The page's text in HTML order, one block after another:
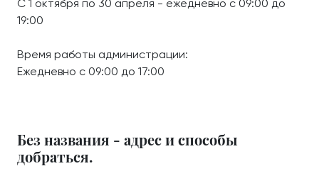
С 1 октября по 30 апреля - ежедневно с 09:00 до
19:00
Время работы администрации:
Ежедневно с 09:00 до 17:00
Без названия - адрес и способы
добраться.